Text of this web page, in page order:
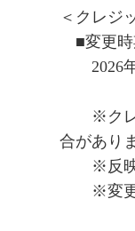
＜クレジ
■変更時
2026年
※クレジ
合があり
※反映ま
※変更完